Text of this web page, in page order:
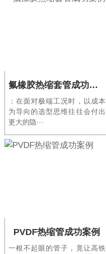
氟橡胶热缩套管成功案例
：在面对极端工况时，以成本
为导向的选型思维往往会付出
更大的隐···
PVDF热缩管成功案例
一根不起眼的管子，竟让高铁